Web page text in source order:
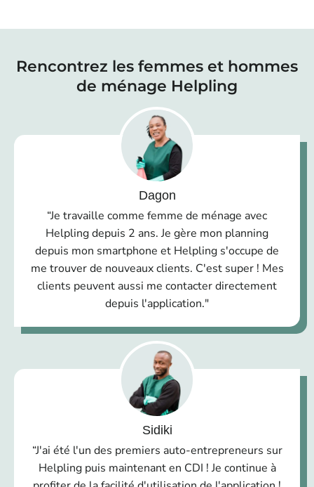
Rencontrez les femmes et hommes
de ménage Helpling
Dagon
“Je travaille comme femme de ménage avec
Helpling depuis 2 ans. Je gère mon planning
depuis mon smartphone et Helpling s'occupe de
me trouver de nouveaux clients. C'est super ! Mes
clients peuvent aussi me contacter directement
depuis l'application."
Sidiki
“J'ai été l'un des premiers auto-entrepreneurs sur
Helpling puis maintenant en CDI ! Je continue à